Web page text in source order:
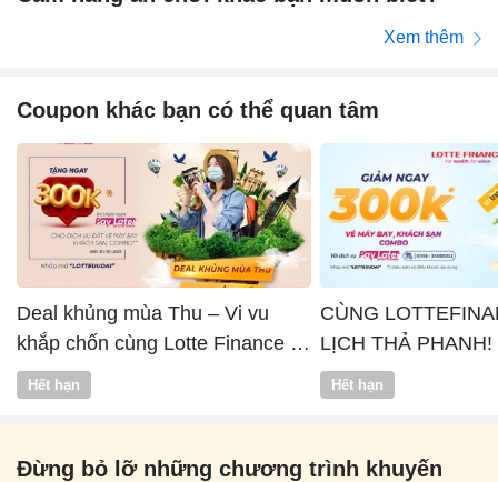
Xem thêm
Coupon khác bạn có thể quan tâm
Deal khủng mùa Thu – Vi vu
khắp chốn cùng Lotte Finance x
Vntrip
Hết hạn
CÙNG
LỊCH THẢ PHANH!
Hết hạn
Đừng bỏ lỡ những chương trình khuyến